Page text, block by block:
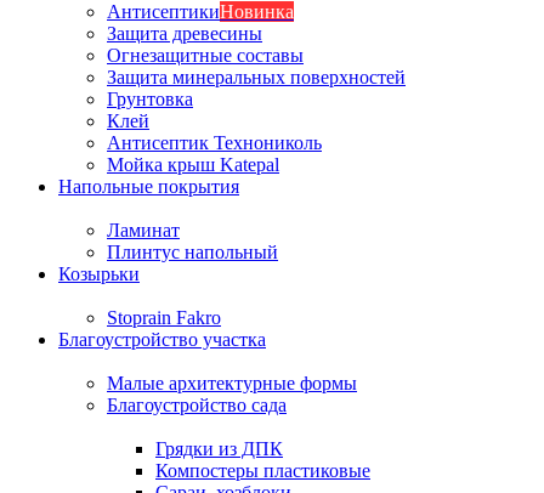
АнтисептикиНовинка
Защита древесины
Огнезащитные составы
Защита минеральных поверхностей
Грунтовка
Клей
Антисептик Технониколь
Мойка крыш Katepal
Напольные покрытия
Ламинат
Плинтус напольный
Козырьки
Stoprain Fakro
Благоустройство участка
Малые архитектурные формы
Благоустройство сада
Грядки из ДПК
Компостеры пластиковые